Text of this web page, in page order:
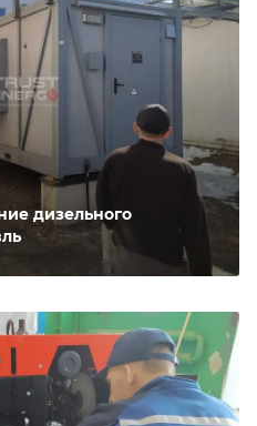
дизельного